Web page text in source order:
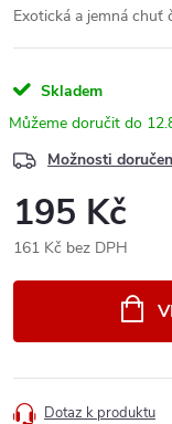
Exotická a jemná chuť
Skladem
Možnosti
195 Kč
161 Kč bez DPH
Dotaz k produktu